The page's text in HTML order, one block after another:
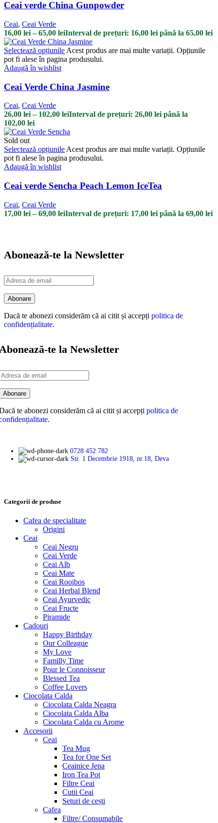
Ceai verde China Gunpowder
Ceai, Ceai Verde
16,00 lei – 65,00 leiInterval de prețuri: 16,00 lei până la 65,00 lei
Selectează opțiunile Acest produs are mai multe variații. Opțiunile
pot fi alese în pagina produsului.
Adaugă în wishlist
Ceai Verde China Jasmine
Ceai, Ceai Verde
26,00 lei – 102,00 leiInterval de prețuri: 26,00 lei până la
102,00 lei
Sold out
Selectează opțiunile Acest produs are mai multe variații. Opțiunile
pot fi alese în pagina produsului.
Adaugă în wishlist
Ceai verde Sencha Peach Lemon IceTea
Ceai, Ceai Verde
17,00 lei – 69,00 leiInterval de prețuri: 17,00 lei până la 69,00 lei
Abonează-te la Newsletter
Dacă te abonezi considerăm că ai citit și accepți politica de
confidențialitate.
te la Newsletter
te abonezi considerăm că ai citit și accepți politica de
.
0728 452 782
Str. 1 Decembrie 1918, nr.18, Deva
Categorii de produse
Cafea de specialitate
Origini
Ceai
Ceai Negru
Ceai Verde
Ceai Alb
Ceai Mate
Ceai Rooibos
Ceai Herbal Blend
Ceai Ayurvedic
Ceai Fructe
Piramide
Cadouri
Happy Birthday
Our Colleague
My Love
Familly Time
Pour le Connoisseur
Blessed Tea
Coffee Lovers
Ciocolata Calda
Ciocolata Calda Neagra
Ciocolata Calda Alba
Ciocolata Calda cu Arome
Accesorii
Ceai
Tea Mug
Tea for One Set
Ceainice Jena
Iron Tea Pot
Filtre Ceai
Cutii Ceai
Seturi de cești
Cafea
Filtre/ Consumabile